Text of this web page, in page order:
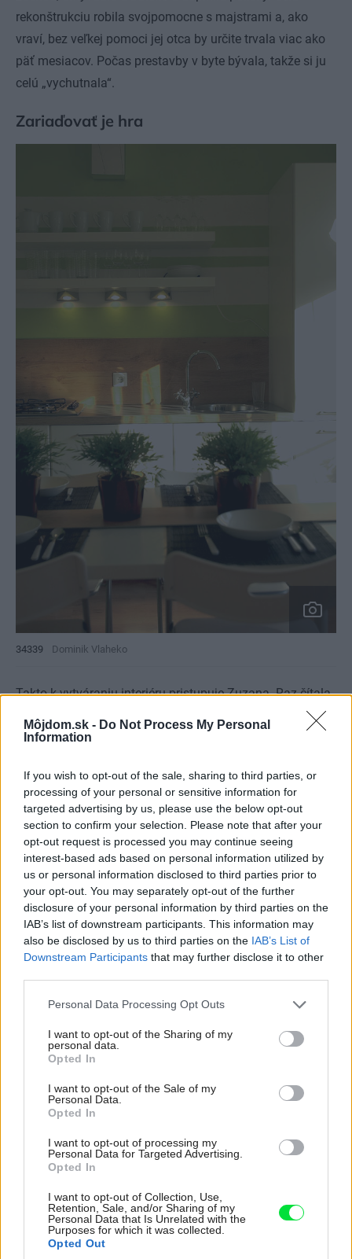
Môjdom.sk - Do Not Process My Personal
Information
If you wish to opt-out of the sale, sharing to third parties, or
processing of your personal or sensitive information for
targeted advertising by us, please use the below opt-out
section to confirm your selection. Please note that after your
opt-out request is processed you may continue seeing
interest-based ads based on personal information utilized by
us or personal information disclosed to third parties prior to
your opt-out. You may separately opt-out of the further
disclosure of your personal information by third parties on the
IAB’s list of downstream participants. This information may
also be disclosed by us to third parties on the IAB’s List of
Downstream Participants that may further disclose it to other
Please note that this website/app uses one or more Google
not limited to your visit or usage behaviour. You may click to
grant or deny consent to Google and its third-party tags to
use your data for below specified purposes in below Google
consent section.
Personal Data Processing Opt Outs
I want to opt-out of the Sharing of my
personal data.
Opted In
I want to opt-out of the Sale of my
Personal Data.
Opted In
I want to opt-out of processing my
Personal Data for Targeted Advertising.
Opted In
I want to opt-out of Collection, Use,
Retention, Sale, and/or Sharing of my
Personal Data that Is Unrelated with the
Purposes for which it was collected.
Opted Out
rekonštrukciu robila svojpomocne s majstrami a, ako
vraví, bez veľkej pomoci jej otca by určite trvala viac ako
päť mesiacov. Počas prestavby v byte bývala, takže si ju
celú „vychutnala“.
Zariaďovať je hra
34339 Dominik Vlaheko
Takto k vytváraniu interiéru pristupuje Zuzana. Raz čítala,
že keď sa človek sťahuje do nového bytu, mal by v ňom
aspoň dva-tri mesiace žiť bez nábytku, aby mal čas
Byt sa snažila zariadiť prakticky, ale nie drahým
nábytkom, lebo vedela, že pôjde na dlhší čas späť do
Anglicka a bude ho musieť prenajať. Asi by ju dosť
mrzelo, keby po návrate našla niečo zničené (nie že by ju
to nemrzelo ani teraz). Zelená farba ju zaujala možno
preto, že bola alebo ešte stále je módnym hitom, možno
preto, že sa jej páči, lebo je živá. Do tohto priestoru sa
rozhodne hodí a v kombinácii s bielou mu dodáva
sviežosť, čistotu a moderný ráz.
Majiteľka si myslí, že u nás je problém zohnať štýlovejší
nábytok za rozumnú cenu. Naproti tomu nábytok z IKEA
má celkom dobrý dizajn a je rozhodne lacnejší. Možno, že
nevydrží veľmi dlho, ale na takéto účely je celkom vhodný.